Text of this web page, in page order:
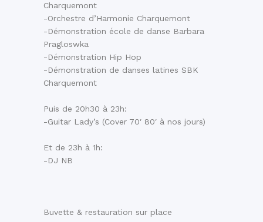
Charquemont
-Orchestre d’Harmonie Charquemont
-Démonstration école de danse Barbara
Pragloswka
-Démonstration Hip Hop
-Démonstration de danses latines SBK
Charquemont
Puis de 20h30 à 23h:
-Guitar Lady’s (Cover 70′ 80′ à nos jours)
Et de 23h à 1h:
-DJ NB
Buvette & restauration sur place